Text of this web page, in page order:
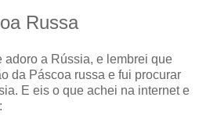
Russa
adoro a Rússia, e lembrei que
da Páscoa russa e fui procurar
E eis o que achei na internet e